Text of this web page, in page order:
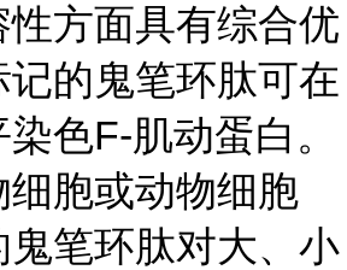
性方面具有综合优
的鬼笔环肽可在
色F-肌动蛋白。
胞或动物细胞
笔环肽对大、小